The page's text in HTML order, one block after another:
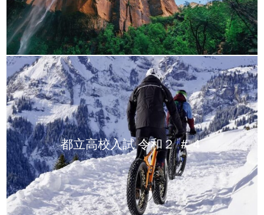
都立高校入試 令和２ ＃４